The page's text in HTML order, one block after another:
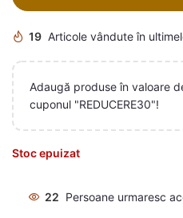
19 Articole vândute în
Adaugă produse în valoare
cuponul "REDUCERE30"!
Stoc epuizat
22 Persoane urmaresc